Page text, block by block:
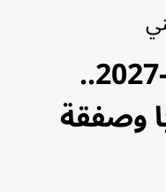
أجانب دوري 2026-2027..
وصفقة